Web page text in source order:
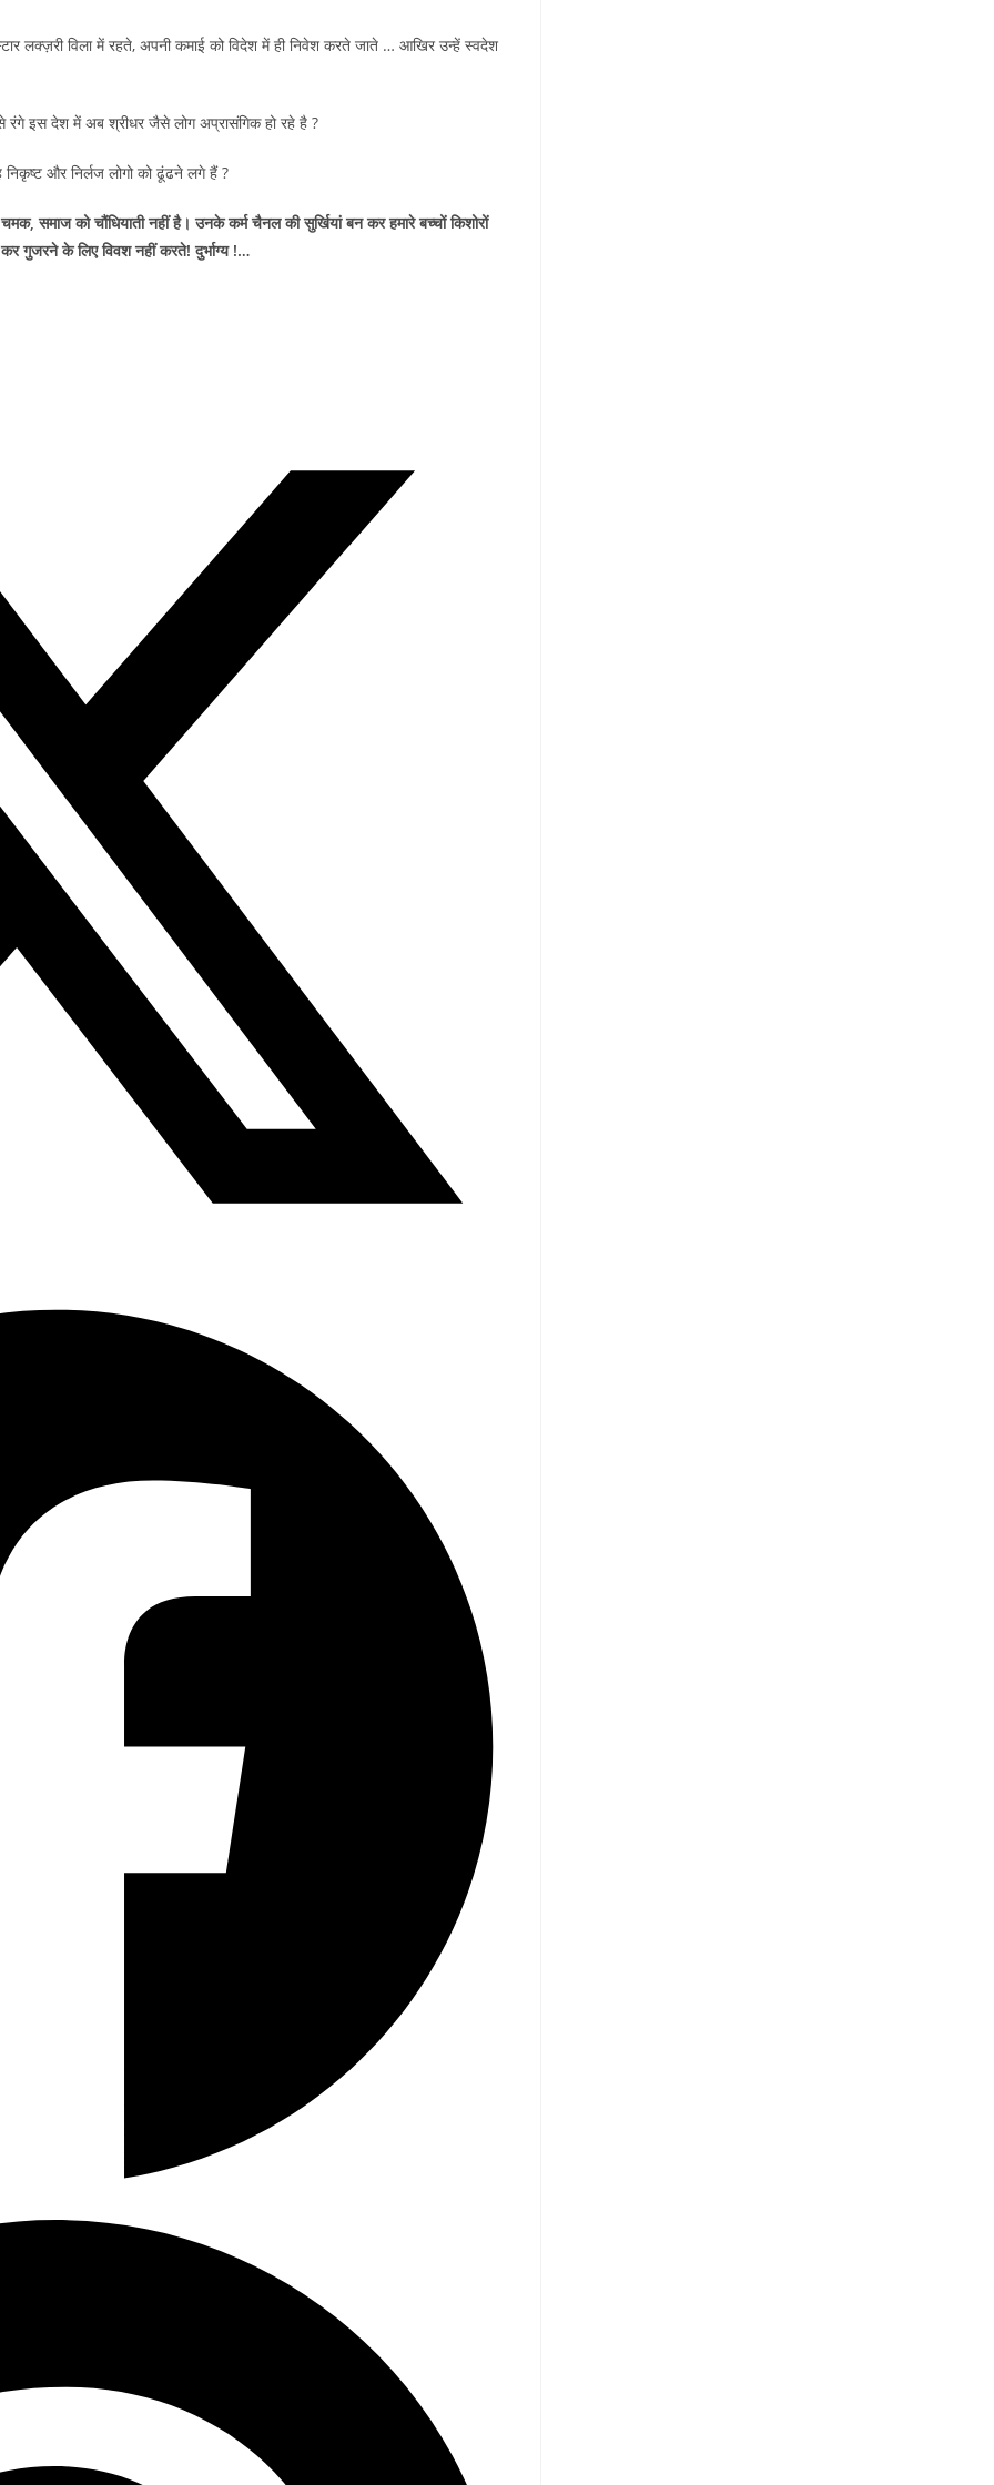
लक्ज़री विला में रहते, अपनी कमाई को विदेश में ही निवेश करते जाते … आखिर उन्हें स्वदेश
रंगे इस देश में अब श्रीधर जैसे लोग अप्रासंगिक हो रहे है ?
निकृष्ट और निर्लज लोगो को ढूंढने लगे हैं ?
को चौंधियाती नहीं है। उनके कर्म चैनल की सुर्खियां बन कर हमारे बच्चों किशोरों
गुजरने के लिए विवश नहीं करते! दुर्भाग्य !…